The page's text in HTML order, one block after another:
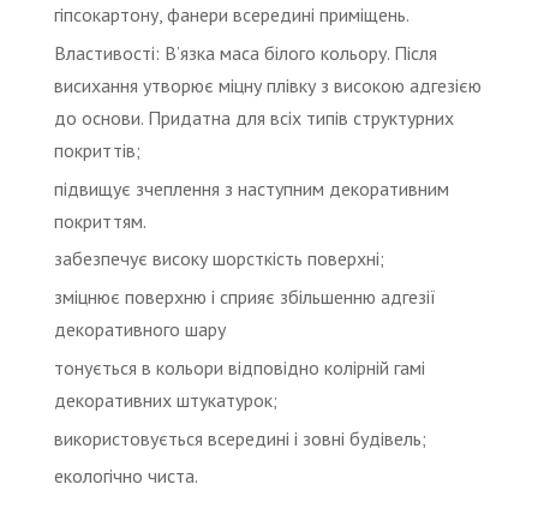
гіпсокартону, фанери всередині приміщень.
Властивості: В’язка маса білого кольору. Після
висихання утворює міцну плівку з високою адгезією
до основи. Придатна для всіх типів структурних
покриттів;
підвищує зчеплення з наступним декоративним
покриттям.
забезпечує високу шорсткість поверхні;
зміцнює поверхню і сприяє збільшенню адгезії
декоративного шару
тонується в кольори відповідно колірній гамі
декоративних штукатурок;
використовується всередині і зовні будівель;
екологічно чиста.